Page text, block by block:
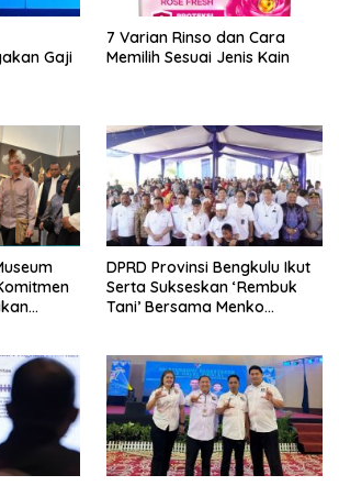
Gaji
7 Varian Rinso dan Cara
Memilih Sesuai Jenis Kain
DPRD Provinsi Bengkulu Ikut
Serta Sukseskan ‘Rembuk
Tani’ Bersama Menko